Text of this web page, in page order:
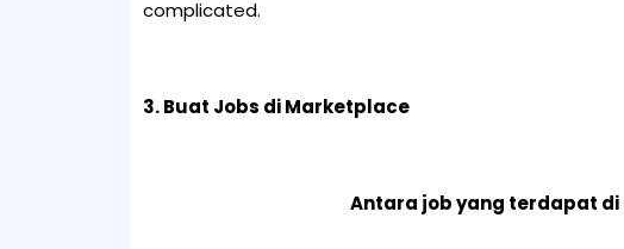
complicated.
3. Buat Jobs di Marketplace
Antara job yang terdapat di